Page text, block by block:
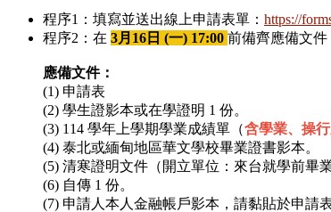
程序1：填寫並送出線上申請表單： https://
程序2：在 3月16日 (一) 17:00 前備齊應備文件
應備文件：
(1) 申請表
(2) 學生證影本或在學證明 1 份。
(3) 114 學年上學期學業成績單（含學業、操
(4) 泰北或緬甸地區華文學校畢業證書影本。
(5) 清寒證明文件（開立單位：來台就學前畢
(6) 自傳 1 份。
(7) 申請人本人金融帳戶影本，請黏貼於申請表